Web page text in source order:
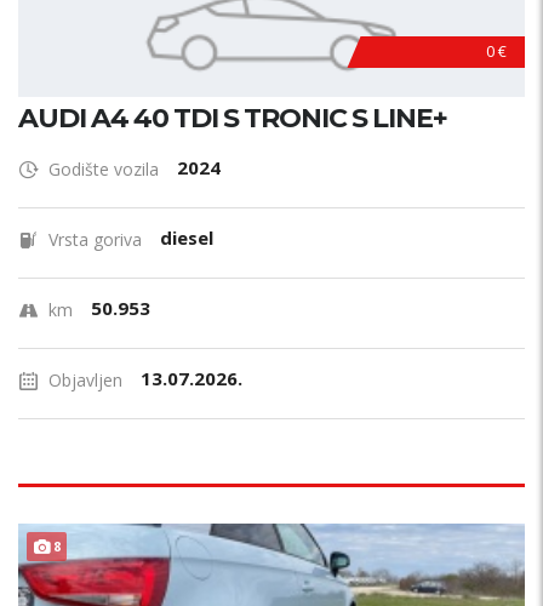
0 €
AUDI A4 40 TDI S TRONIC S LINE+
Godište vozila 2024
Vrsta goriva diesel
km 50.953
Objavljen 13.07.2026.
8 AUTOMATIK